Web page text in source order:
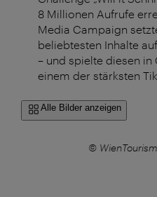
8 Millionen Aufrufe
Media Campaign
beliebtesten Inhalte
– und spielte diesen in
einem der stärksten
Alle Bilder anzeigen
©